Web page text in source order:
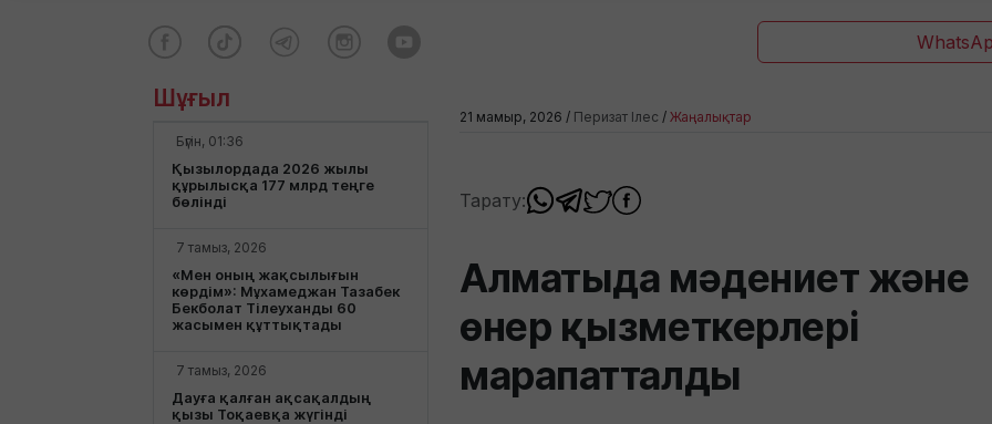
Шұғыл
Бүгін, 01:36
Қызылордада 2026 жылы
құрылысқа 177 млрд теңге
бөлінді
7 тамыз, 2026
«Мен оның жақсылығын
көрдім»: Мұхамеджан Тазабек
Бекболат Тілеуханды 60
жасымен құттықтады
7 тамыз, 2026
Дауға қалған ақсақалдың
қызы Тоқаевқа жүгінді
21 мамыр, 2026 / Перизат Ілес / Жаңалықтар
Тарату:
Алматыда мәдениет және
өнер қызметкерлері
марапатталды